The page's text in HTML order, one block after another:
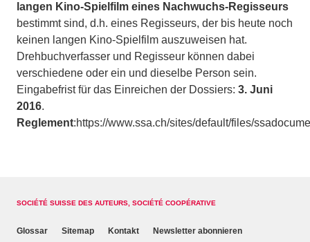
langen Kino-Spielfilm eines Nachwuchs-Regisseurs
bestimmt sind, d.h. eines Regisseurs, der bis heute noch
keinen langen Kino-Spielfilm auszuweisen hat.
Drehbuchverfasser und Regisseur können dabei
verschiedene oder ein und dieselbe Person sein.
Eingabefrist für das Einreichen der Dossiers: 3. Juni
2016.
Reglement:https://www.ssa.ch/sites/default/files/
SOCIÉTÉ SUISSE DES AUTEURS, SOCIÉTÉ COOPÉRATIVE
Glossar Sitemap Kontakt
Newsletter abonnieren